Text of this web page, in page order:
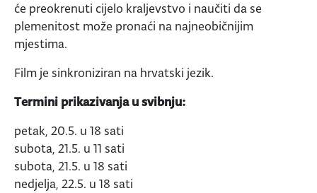
će preokrenuti cijelo kraljevstvo i naučiti da se
plemenitost može pronaći na najneobičnijim
mjestima.
Film je sinkroniziran na hrvatski jezik.
Termini prikazivanja u svibnju:
petak, 20.5. u 18 sati
subota, 21.5. u 11 sati
subota, 21.5. u 18 sati
nedjelja, 22.5. u 18 sati